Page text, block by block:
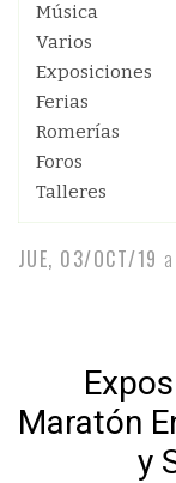
Música
Varios
Exposiciones
Ferias
Romerías
Foros
Talleres
JUE, 03/OCT/19 a
Maratón
y